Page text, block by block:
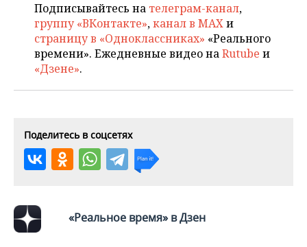
ONLINE-КОНФЕРЕНЦИИ
ОТКРЫТАЯ ЛЕКЦИЯ
ХОККЕЙ
БАСКЕТБОЛ
ВОЛЕЙБОЛ
ФИГУРНОЕ КАТАНИЕ
ВОДНЫЕ ВИДЫ СПОРТА
ХОККЕЙ С МЯЧОМ
ВЛАСТЬ
ИНФРАСТРУКТУРА
ИСТОРИЯ
МЕДИЦИНА
ОБРАЗОВАНИЕ
ПРОИСШЕСТВИЯ
СЮЖЕТЫ
СПРАВОЧНИК
СПИСОК ПЕРСОН
ПОЛНАЯ ВЕРСИЯ
Подписывайтесь на телеграм-канал,
группу «ВКонтакте»,канал в MAXи
страницу в «Одноклассниках» «Реального
времени». Ежедневные видео наRutube и
«Дзене».
Поделитесь в соцсетях
«Реальное время» в Дзен